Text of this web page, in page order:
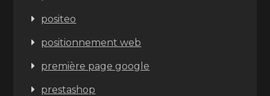
positeo
positionnement web
première page google
prestashop